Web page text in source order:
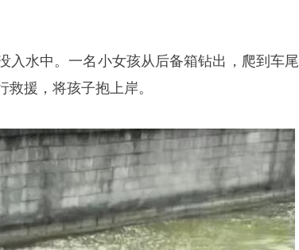
入水中。一名小女孩从后备箱钻出，爬到车尾
援，将孩子抱上岸。